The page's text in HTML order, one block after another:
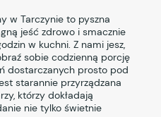
w Tarczynie to pyszna
jeść zdrowo i smacznie
w kuchni. Z nami jesz,
sobie codzienną porcję
dostarczanych prosto pod
starannie przyrządzana
którzy dokładają
nie tylko świetnie